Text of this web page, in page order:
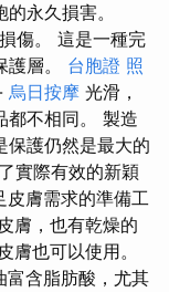
永久損害。
傷。 這是一種完
層。 台胞證 照
烏日按摩 光滑，
都不相同。 製造
保護仍然是最大的
實際有效的新穎
皮膚需求的準備工
膚，也有乾燥的
膚也可以使用。
富含脂肪酸，尤其